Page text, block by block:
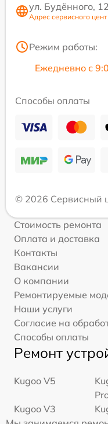
ул. Будённого,
Адрес сервисного
Режим работы:
Ежедневно с
Способы оплаты
© 2026 Сервисный
Стоимость ремонта
Оплата и доставка
Контакты
Вакансии
О компании
Ремонтируемые
Наши услуги
Согласие на
Способы оплаты
Ремонт
Kugoo V5
Kugoo V3